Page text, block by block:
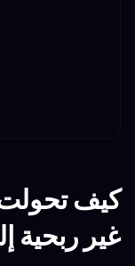
غير ربحية